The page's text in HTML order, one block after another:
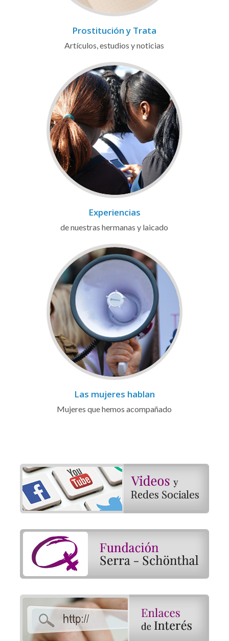
Prostitución y Trata
Artículos, estudios y noticias
Experiencias
de nuestras hermanas y laicado
Las mujeres hablan
Mujeres que hemos acompañado